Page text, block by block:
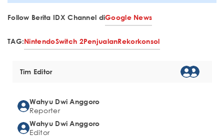
Follow Berita IDX Channel diGoogle News
TAG:NintendoSwitch 2PenjualanRekorkonsol
Tim Editor
Wahyu Dwi Anggoro
Reporter
Wahyu Dwi Anggoro
Editor